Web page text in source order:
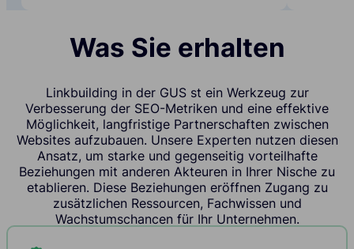
Was Sie erhalten
Linkbuilding in der GUS st ein Werkzeug zur
Verbesserung der SEO-Metriken und eine effektive
Möglichkeit, langfristige Partnerschaften zwischen
Websites aufzubauen. Unsere Experten nutzen diesen
Ansatz, um starke und gegenseitig vorteilhafte
Beziehungen mit anderen Akteuren in Ihrer Nische zu
etablieren. Diese Beziehungen eröffnen Zugang zu
zusätzlichen Ressourcen, Fachwissen und
Wachstumschancen für Ihr Unternehmen.